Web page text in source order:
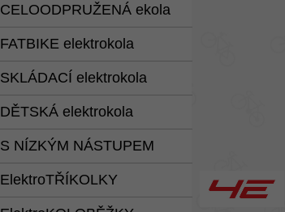
CELOODPRUŽENÁ ekola
FATBIKE elektrokola
SKLÁDACÍ elektrokola
DĚTSKÁ elektrokola
S NÍZKÝM NÁSTUPEM
ElektroTŘÍKOLKY